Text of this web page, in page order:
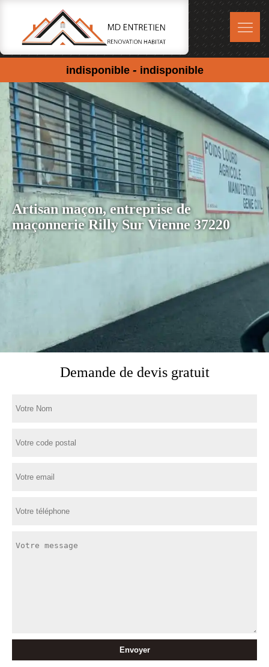
indisponible - indisponible
Artisan maçon, entreprise de
maçonnerie Rilly Sur Vienne 37220
Demande de devis gratuit